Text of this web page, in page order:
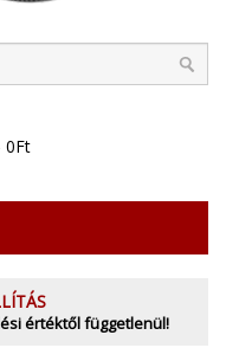
0Ft
értéktől függetlenül!